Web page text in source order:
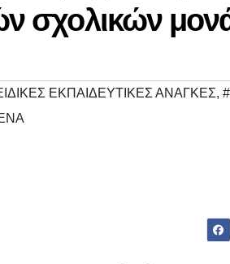
σχολικών
ΕΚΠΑΙΔΕΥΤΙΚΕΣ ΑΝΑΓΚΕΣ,